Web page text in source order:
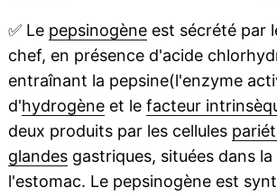
✅Le pepsinogèneest sécrété par
chef, en présence d'acide
entraînant la pepsine(l'enzyme
d'hydrogèneet le facteur
deux produits par les cellules
glandesgastriques, situées dans la
l'estomac. Le pepsinogène est